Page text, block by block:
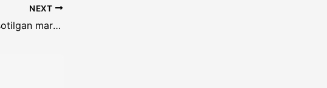
NEXT
May oyida Top-5 eng ko’p sotilgan markirovkalangan alkogol mahsulotlari